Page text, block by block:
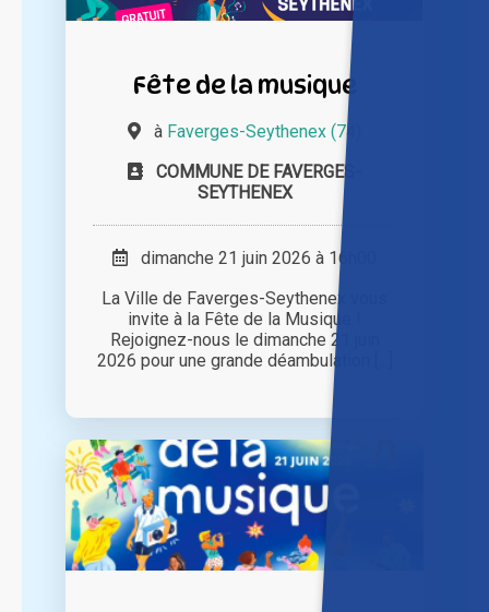
Fête de la musique
à Faverges-Seythenex (74)
COMMUNE DE FAVERGES-
SEYTHENEX
dimanche 21 juin 2026 à 16h00
La Ville de Faverges-Seythenex vous
invite à la Fête de la Musique !
Rejoignez-nous le dimanche 21 juin
2026 pour une grande déambulation [...]